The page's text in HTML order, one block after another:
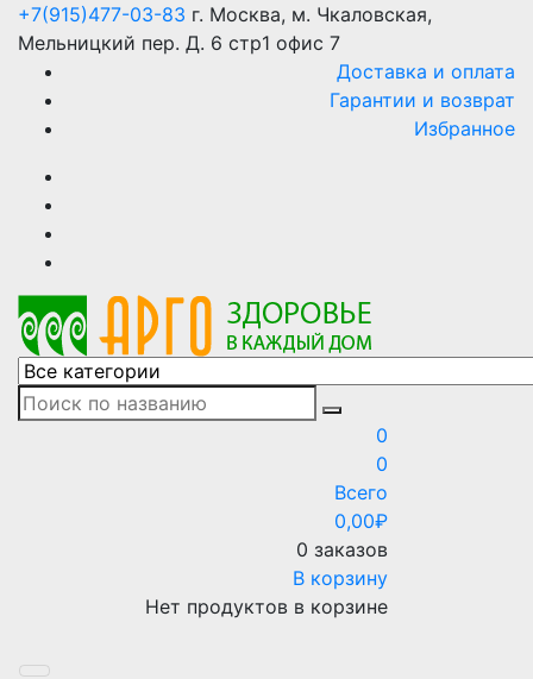
Skip
content
+7(915)477-03-83 г. Москва, м. Чкаловская,
Мельницкий пер. Д. 6 стр1 офис 7
Доставка и оплата
Гарантии и возврат
Избранное
АРГО интернет магазин, доставка в Москве и по всей
России
АРГО каталог каталог продукции, официальные цены
0
0
Всего
0,00₽
0 заказов
В корзину
Нет продуктов в корзине